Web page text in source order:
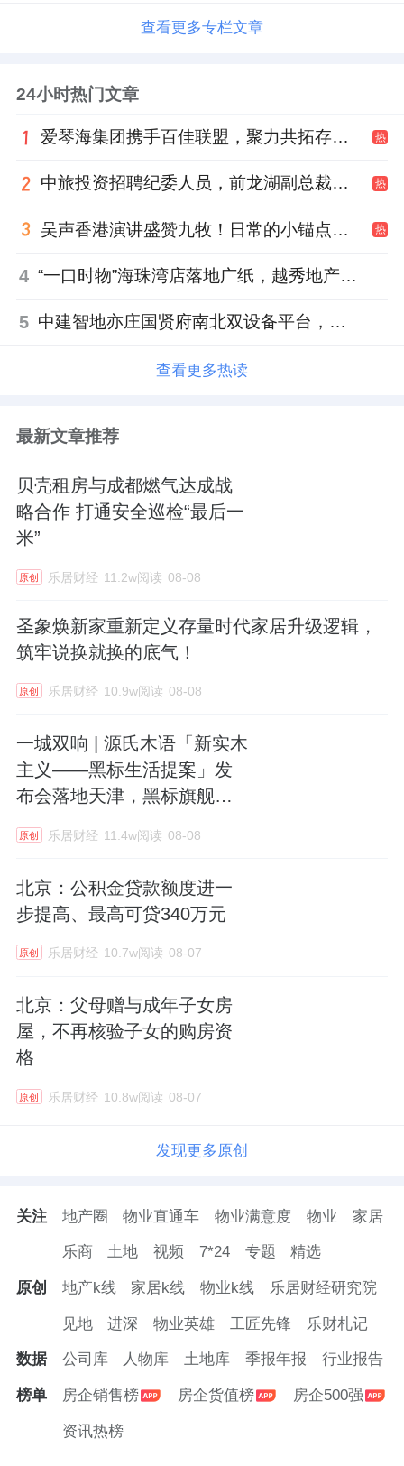
查看更多专栏文章
24小时热门文章
爱琴海集团携手百佳联盟，聚力共拓存量商业新赛道 热
中旅投资招聘纪委人员，前龙湖副总裁胡若翔掌舵 热
吴声香港演讲盛赞九牧！日常的小锚点变成科技突破点！ 热
4 “一口时物”海珠湾店落地广纸，越秀地产以“新鲜现制”商业新场景打造社区高品质生活
5 中建智地亦庄国贤府南北双设备平台，得房率创区域新高
查看更多热读
最新文章推荐
贝壳租房与成都燃气达成战
略合作 打通安全巡检“最后一
米”
原创 乐居财经 11.2w阅读 08-08
圣象焕新家重新定义存量时代家居升级逻辑，
筑牢说换就换的底气！
原创 乐居财经 10.9w阅读 08-08
一城双响 | 源氏木语「新实木
主义——黑标生活提案」发
布会落地天津，黑标旗舰店
原创 乐居财经 11.4w阅读 08-08
北京：公积金贷款额度进一
步提高、最高可贷340万元
原创 乐居财经 10.7w阅读 08-07
北京：父母赠与成年子女房
屋，不再核验子女的购房资
格
原创 乐居财经 10.8w阅读 08-07
发现更多原创
关注 地产圈 物业直通车 物业满意度 物业 家居
乐商 土地 视频 7*24 专题 精选
原创 地产k线 家居k线 物业k线 乐居财经研究院
见地 进深 物业英雄 工匠先锋 乐财札记
数据 公司库 人物库 土地库 季报年报 行业报告
榜单 房企销售榜 房企货值榜 房企500强
资讯热榜